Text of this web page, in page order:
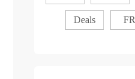
品牌
际站
Deals FR